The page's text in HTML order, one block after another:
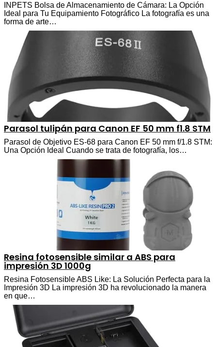
INPETS Bolsa de Almacenamiento de Cámara: La Opción
Ideal para Tu Equipamiento Fotográfico La fotografía es una
forma de arte…
Parasol tulipán para Canon EF 50 mm f1.8 STM
Parasol de Objetivo ES-68 para Canon EF 50 mm f/1.8 STM:
Una Opción Ideal Cuando se trata de fotografía, los…
Resina fotosensible similar a ABS para
impresión 3D 1000g
Resina Fotosensible ABS Like: La Solución Perfecta para la
Impresión 3D La impresión 3D ha revolucionado la manera
en que…